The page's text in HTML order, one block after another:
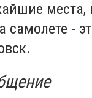
места,
самолете -